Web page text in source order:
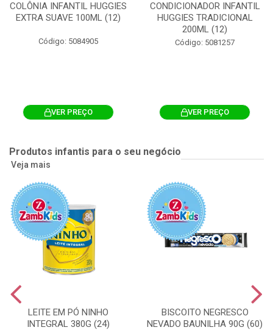
COLÔNIA INFANTIL HUGGIES
EXTRA SUAVE 100ML (12)
Código: 5084905
VER PREÇO
CONDICIONADOR INFANTIL
HUGGIES TRADICIONAL
200ML (12)
Código: 5081257
VER PREÇO
Produtos infantis para o seu negócio
Veja mais
LEITE EM PÓ NINHO
INTEGRAL 380G (24)
BISCOITO NEGRESCO
NEVADO BAUNILHA 90G (60)